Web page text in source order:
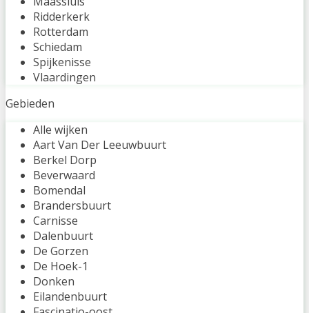
Ridderkerk
Rotterdam
Schiedam
Spijkenisse
Vlaardingen
Gebieden
Alle wijken
Aart Van Der Leeuwbuurt
Berkel Dorp
Beverwaard
Bomendal
Brandersbuurt
Carnisse
Dalenbuurt
De Gorzen
De Hoek-1
Donken
Eilandenbuurt